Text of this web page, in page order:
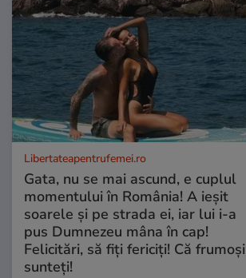
Libertateapentrufemei.ro
Gata, nu se mai ascund, e cuplul
momentului în România! A ieșit
soarele și pe strada ei, iar lui i-a
pus Dumnezeu mâna în cap!
Felicitări, să fiți fericiți! Că frumoși
sunteți!